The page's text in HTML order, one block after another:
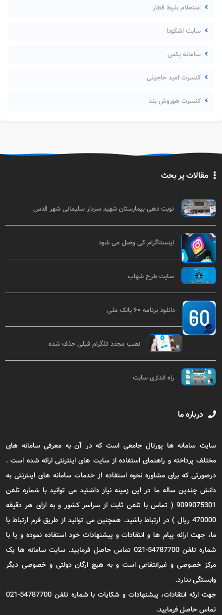
استعلام بلیط قطار
سایت اشکودا
سامانه پکس
کنسرت امید حاجیلی
کنسرت هوروش بند
مقالات پر بحث
نوبت دهی بیمارستان شهید سردار سلیمانی شهر قدس
اینستاگرام کی وصل می شود
سایت طرح شهاب
دانلود برنامه ۶۰ بانک ملی
نصب مجدد تلگرام قبلی حذف شده
راه اندازی سایت
درباره ما
سایت سامانه ها پورتال جامعی است که در آن به معرفی سامانه های
مختلف پرداخته و راهنمای استفاده از سایت های اینترنتی ارائه شده است .
درصورتی که برای مشاوره نحوه استفاده از خدمات سامانه های اینترنتی به
دانش چندین ساله ما در این زمینه نیاز داشتید می توانید با شماره تلفن
9099075301 ( تماس با تلفن ثابت از سراسر کشور و به ازای هر دقیقه
470000 ریال ) در ارتباط باشید. همچنین می توانید از طریق فرم ارتباط با
ما، جهت ارائه پیام ها و انتقادات و پیشنهادات خود استفاده نموده و یا با
شماره تلفن 54787700-021 تماس حاصل فرمایید. سایت سامانه ها یک
مرکز خصوصی و غیرانتفاعی است و به هیچ ارگان دولتی و خصوصی دیگر
وابستگی ندارد.
جهت ارئه انتقادات، پیشنهادات و شکایات با شماره تلفن 54787700-021
تماس حاصل فرمایید.